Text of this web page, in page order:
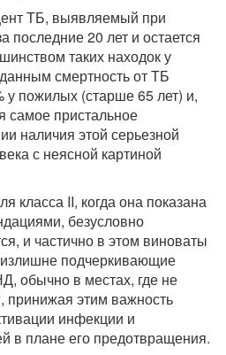
ТБ, выявляемый при
последние 20 лет и остается
таких находок у
смертность от ТБ
у пожилых (старше 65 лет) и,
самое пристальное
наличия этой серьезной
с неясной картиной
класса II, когда она показана
безусловно
и частично в этом виноваты
подчеркивающие
обычно в местах, где не
принижая этим важность
инфекции и
в плане его предотвращения.